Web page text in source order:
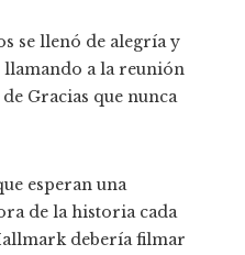
se llenó de alegría y
a la reunión
Gracias que nunca
esperan una
de la historia cada
debería filmar